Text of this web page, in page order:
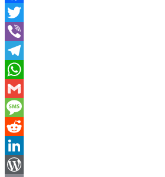
Facebook
Twitter
Viber
Telegram
WhatsApp
Gmail
Message
Reddit
LinkedIn